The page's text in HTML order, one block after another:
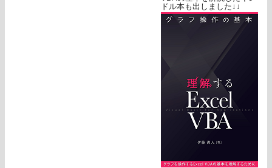
ドル本も出しました↓↓